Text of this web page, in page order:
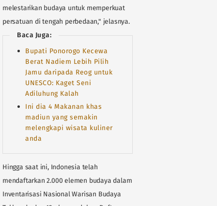
melestarikan budaya untuk memperkuat
persatuan di tengah perbedaan," jelasnya.
Baca Juga:
Bupati Ponorogo Kecewa
Berat Nadiem Lebih Pilih
Jamu daripada Reog untuk
UNESCO: Kaget Seni
Adiluhung Kalah
Ini dia 4 Makanan khas
madiun yang semakin
melengkapi wisata kuliner
anda
Hingga saat ini, Indonesia telah
mendaftarkan 2.000 elemen budaya dalam
Inventarisasi Nasional Warisan Budaya